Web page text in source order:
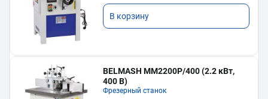
В корзину
BELMASH MM2200P/400 (2.2 кВт,
400 В)
Фрезерный станок